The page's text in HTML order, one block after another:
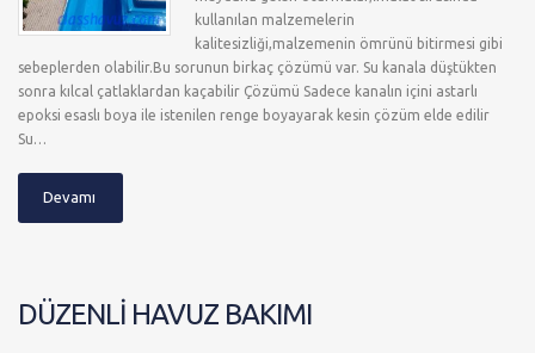
kullanılan malzemelerin
kalitesizliği,malzemenin ömrünü bitirmesi gibi
sebeplerden olabilir.Bu sorunun birkaç çözümü var. Su kanala düştükten
sonra kılcal çatlaklardan kaçabilir Çözümü Sadece kanalın içini astarlı
epoksi esaslı boya ile istenilen renge boyayarak kesin çözüm elde edilir
Su…
Devamı
DÜZENLİ HAVUZ BAKIMI